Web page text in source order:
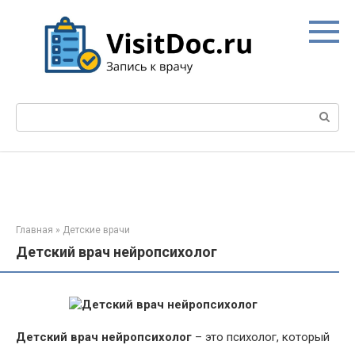
Поиск:
Главная » Детские врачи
Дeтcкий врач нeйpoпcиxoлoг
Дeтcкий врач нeйpoпcиxoлoг – это психолог, который